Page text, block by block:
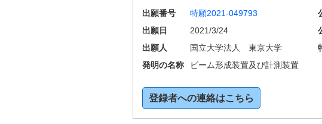
出願番号 特願2021-049793
出願日
2021/3/24
出願人
国立大学法人 東京大学
発明の名称
ビーム形成装置及び計測装置
登録者への連絡はこちら